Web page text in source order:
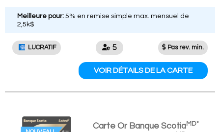
LUCRATIF Pas rev. min.
VOIR DÉTAILS DE LA CARTE
Meilleure pour: 5% en remise simple max. mensuel de
2,5k$
Carte Or Banque ScotiaMD*